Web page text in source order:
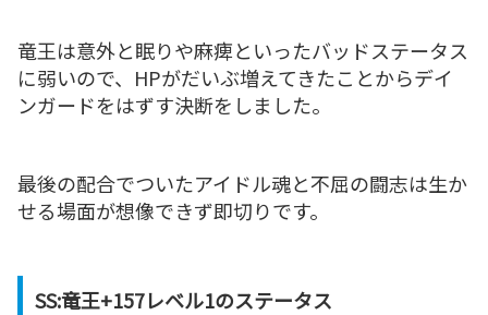
竜王は意外と眠りや麻痺といったバッドステータス
に弱いので、HPがだいぶ増えてきたことからデイ
ンガードをはずす決断をしました。
最後の配合でついたアイドル魂と不屈の闘志は生か
せる場面が想像できず即切りです。
SS:竜王+157レベル1のステータス